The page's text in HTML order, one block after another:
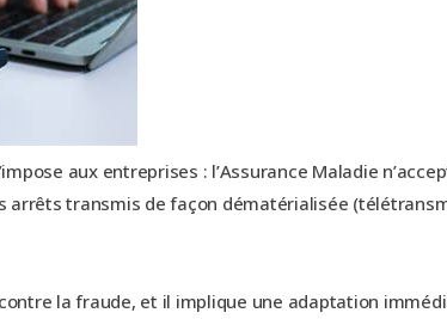
aux entreprises : l’Assurance Maladie
arrêts transmis de façon dématérialisée
la fraude, et il implique une adaptation